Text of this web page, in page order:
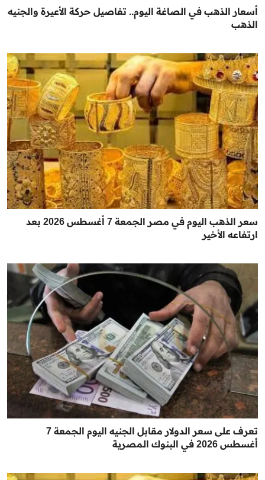
أسعار الذهب في الصاغة اليوم.. تفاصيل حركة الأعيرة والجنيه
الذهب
سعر الذهب اليوم في مصر الجمعة 7 أغسطس 2026 بعد
ارتفاعه الأخير
تعرف على سعر الدولار مقابل الجنيه اليوم الجمعة 7
أغسطس 2026 في البنوك المصرية